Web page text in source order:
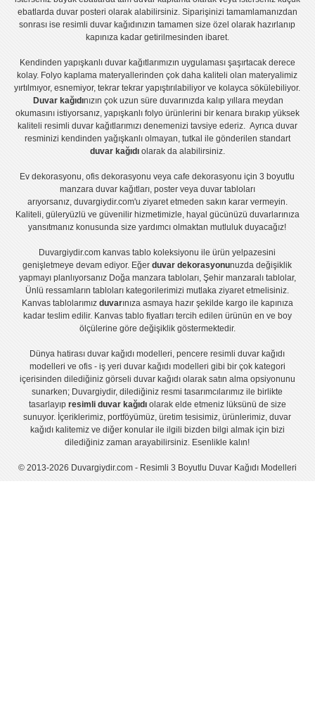
ebatlarda duvar posteri olarak alabilirsiniz. Siparişinizi tamamlamanızdan
sonrası iseresimli duvar kağıdınızın tamamen size özel olarak hazırlanıp
kapınıza kadar getirilmesinden ibaret.
Kendinden yapışkanlı duvar kağıtlarımızın uygulamasışaşırtacak derece
kolay. Folyo kaplama materyallerinden çok daha kaliteli olanmateryalimiz
yırtılmıyor, esnemiyor, tekrar tekrar yapıştırılabiliyor ve kolayca sökülebiliyor.
Duvar kağıdınızın çok uzun süre duvarınızda kalıp yıllara meydan
okumasını istiyorsanız, yapışkanlı folyoürünlerini bir kenara bırakıp yüksek
kaliteli resimli duvar kağıtlarımızı denemenizi tavsiye ederiz. Ayrıca duvar
resminizi kendinden yağışkanlı olmayan, tutkal ile gönderilen standart
duvar kağıdıolarak da alabilirsiniz.
Ev dekorasyonu,ofis dekorasyonu veyacafe dekorasyonu için3 boyutlu
manzara duvar kağıtları, posterveya duvar tabloları
arıyorsanız, duvargiydir.com'u ziyaret etmeden sakın karar vermeyin.
Kaliteli, güleryüzlü ve güvenilir hizmetimizle, hayal gücünüzü duvarlarınıza
yansıtmanız konusunda size yardımcı olmaktan mutluluk duyacağız!
Duvargiydir.com kanvas tablo koleksiyonu ile ürün yelpazesini
genişletmeye devam ediyor. Eğerduvar dekorasyonunuzda değişiklik
yapmayı planlıyorsanız Doğa manzara tabloları, Şehir manzaralı tablolar,
Ünlü ressamların tabloları kategorilerimizi mutlaka ziyaret etmelisiniz.
Kanvas tablolarımız duvarınıza asmaya hazır şekilde kargo ile kapınıza
kadar teslim edilir. Kanvas tablo fiyatlarıtercih edilen ürünün en ve boy
ölçülerine göre değişiklik göstermektedir.
Dünya hatirası duvar kağıdı modelleri,pencere resimli duvar kağıdı
modelleri ve ofis - iş yeri duvar kağıdı modelleri gibi bir çok kategori
içerisinden dilediğiniz görseli duvar kağıdı olarak satın alma opsiyonunu
sunarken; Duvargiydir, dilediğiniz resmi tasarımcılarımız ile birlikte
tasarlayıp resimli duvar kağıdıolarak elde etmeniz lüksünü de size
sunuyor. İçeriklerimiz, portföyümüz, üretim tesisimiz, ürünlerimiz, duvar
kağıdı kalitemiz ve diğer konular ile ilgili bizden bilgi almak için bizi
dilediğiniz zaman arayabilirsiniz. Esenlikle kalın!
© 2013-2026 Duvargiydir.com - Resimli 3 Boyutlu Duvar Kağıdı Modelleri